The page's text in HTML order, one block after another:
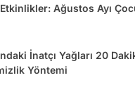
Ağustos Ayı
İnatçı Yağları 20
Yöntemi